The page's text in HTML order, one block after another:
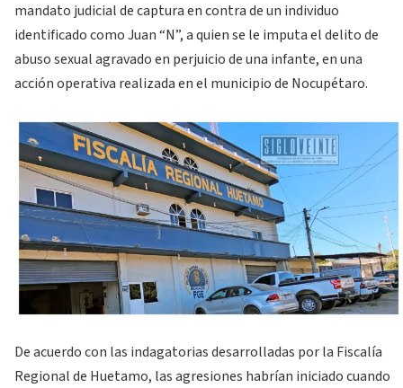
mandato judicial de captura en contra de un individuo
identificado como Juan “N”, a quien se le imputa el delito de
abuso sexual agravado en perjuicio de una infante, en una
acción operativa realizada en el municipio de Nocupétaro.
De acuerdo con las indagatorias desarrolladas por la Fiscalía
Regional de Huetamo, las agresiones habrían iniciado cuando